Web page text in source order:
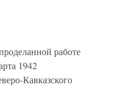
работе
1942
Кавказского